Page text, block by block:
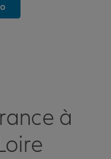
à